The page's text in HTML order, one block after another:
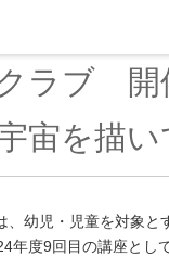
ラブ 開
宙を描
幼児・児童を対象と
年度9回目の講座とし